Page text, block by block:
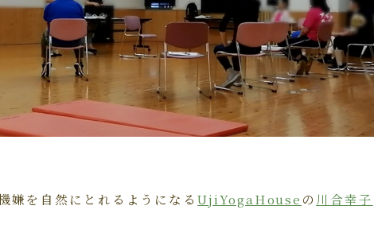
嫌を自然にとれるようになるUjiYogaHouse の 川合幸子